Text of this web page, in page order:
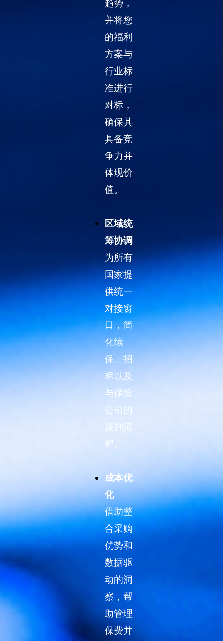
趋势，
并将您
的福利
方案与
行业标
准进行
对标，
确保其
具备竞
争力并
体现价
值。
区域统
筹协调
为所有
国家提
供统一
对接窗
口，简
化续
保、招
标以及
与保险
公司的
谈判流
程。
成本优
化
借助整
合采购
优势和
数据驱
动的洞
察，帮
助管理
保费并